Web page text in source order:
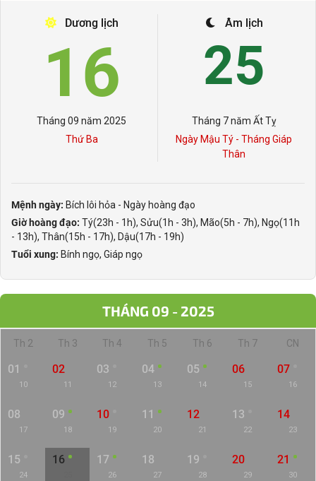
Dương lịch
16
Tháng 09 năm 2025
Thứ Ba
Âm lịch
25
Tháng 7 năm Ất Tỵ
Ngày Mậu Tý - Tháng Giáp
Thân
Mệnh ngày: Bích lôi hỏa - Ngày hoàng đạo
Giờ hoàng đạo: Tý(23h - 1h), Sửu(1h - 3h), Mão(5h - 7h), Ngọ(11h
- 13h), Thân(15h - 17h), Dậu(17h - 19h)
Tuổi xung: Bính ngọ, Giáp ngọ
THÁNG 09 - 2025
Th 2 Th 3 Th 4 Th 5 Th 6 Th 7 CN
01
10
02
11
03
12
04
13
05
14
06
15
07
16
08
17
09
18
10
19
11
20
12
21
13
22
14
23
15
24
16 17
26
18
27
19
28
20
29
21
30